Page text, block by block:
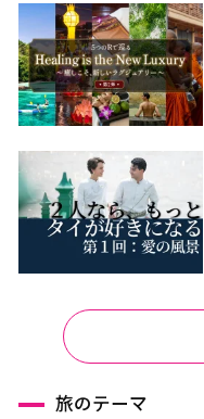
旅のテーマ